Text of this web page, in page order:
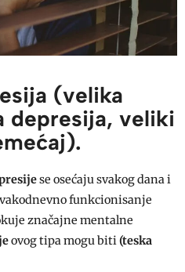
(velika
depresija, veliki
se osećaju svakog dana i
funkcionisanje
značajne mentalne
ovog tipa mogu biti(teska